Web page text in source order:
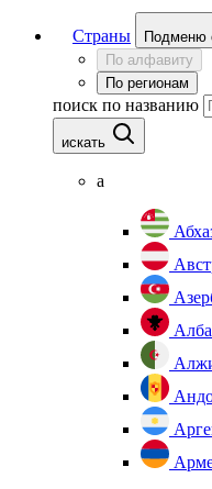
Страны
Подменю
По алфавиту
По регионам
поиск по названию
искать
а